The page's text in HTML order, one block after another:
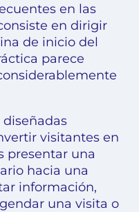
en las
en dirigir
de inicio del
parece
diseñadas
visitantes en
presentar una
hacia una
información,
una visita o